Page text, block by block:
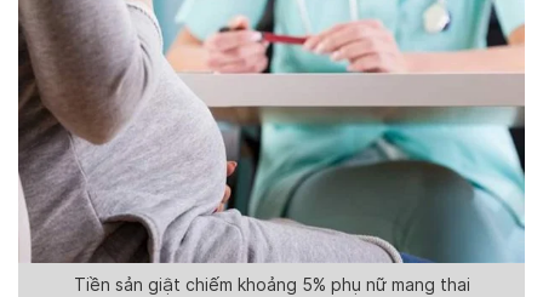
Tiền sản giật chiếm khoảng 5% phụ nữ mang thai